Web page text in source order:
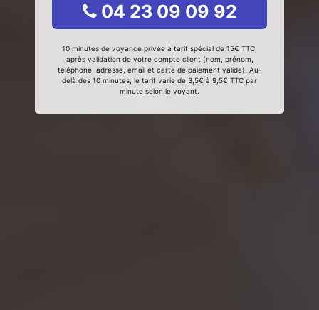
04 23 09 09 92
10 minutes de voyance privée à tarif spécial de 15€ TTC,
après validation de votre compte client (nom, prénom,
téléphone, adresse, email et carte de paiement valide). Au-
delà des 10 minutes, le tarif varie de 3,5€ à 9,5€ TTC par
minute selon le voyant.